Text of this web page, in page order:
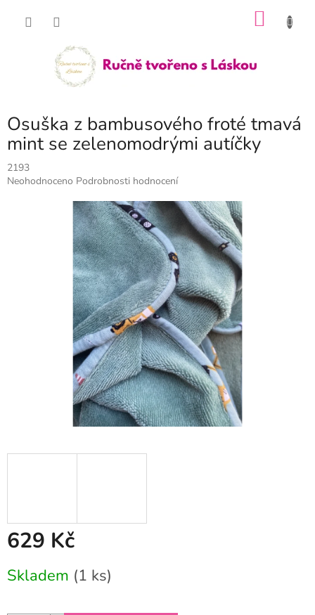
Osuška z bambusového froté tmavá
mint se zelenomodrými autíčky
2193
Průměrné
Neohodnoceno Podrobnosti hodnocení
629 Kč
cena:
Skladem (1 ks)